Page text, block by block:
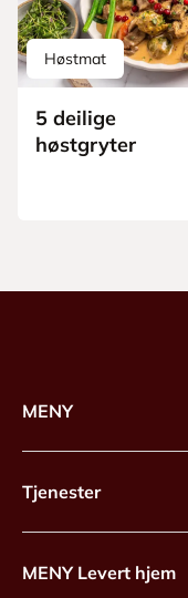
Høstmat
5 deilige
høstgryter
MENY
Tjenester
MENY Levert hjem